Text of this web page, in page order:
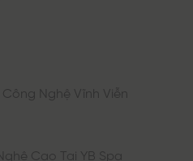
Nghệ Vĩnh Viễn
Cao Tại YB Spa